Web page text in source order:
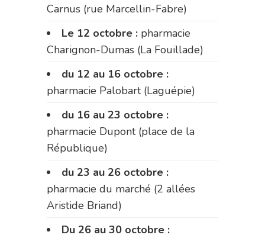
Carnus (rue Marcellin-Fabre)
Le 12 octobre : pharmacie
Charignon-Dumas (La Fouillade)
du 12 au 16 octobre :
pharmacie Palobart (Laguépie)
du 16 au 23 octobre :
pharmacie Dupont (place de la
République)
du 23 au 26 octobre :
pharmacie du marché (2 allées
Aristide Briand)
Du 26 au 30 octobre :